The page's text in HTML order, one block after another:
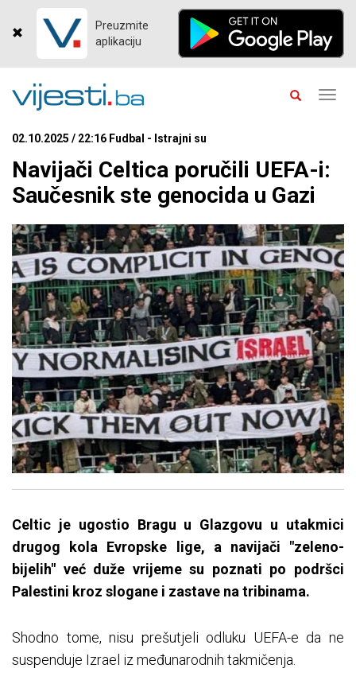
Preuzmite
aplikaciju
02.10.2025 / 22:16 Fudbal - Istrajni su
Navijači Celtica poručili UEFA-i:
Saučesnik ste genocida u Gazi
Celtic je ugostio Bragu u Glazgovu u utakmici
drugog kola Evropske lige, a navijači "zeleno-
bijelih" već duže vrijeme su poznati po podršci
Palestini kroz slogane i zastave na tribinama.
Shodno tome, nisu prešutjeli odluku UEFA-e da ne
suspenduje Izrael iz međunarodnih takmičenja.